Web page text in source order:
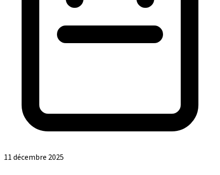
11 décembre 2025